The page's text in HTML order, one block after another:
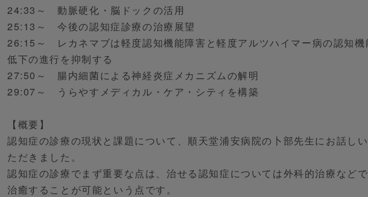
24:33～ 動脈硬化・脳ドックの活用
25:13～ 今後の認知症診療の治療展望
26:15～ レカネマブは軽度認知機能障害と軽度アルツハイマー病の認知機
低下の進行を抑制する
27:50～ 腸内細菌による神経炎症メカニズムの解明
29:07～ うらやすメディカル・ケア・シティを構築
【概要】
認知症の診療の現状と課題について、順天堂浦安病院の卜部先生にお話しい
ただきました。
認知症の診療でまず重要な点は、治せる認知症については外科的治療などで
治癒することが可能という点です。